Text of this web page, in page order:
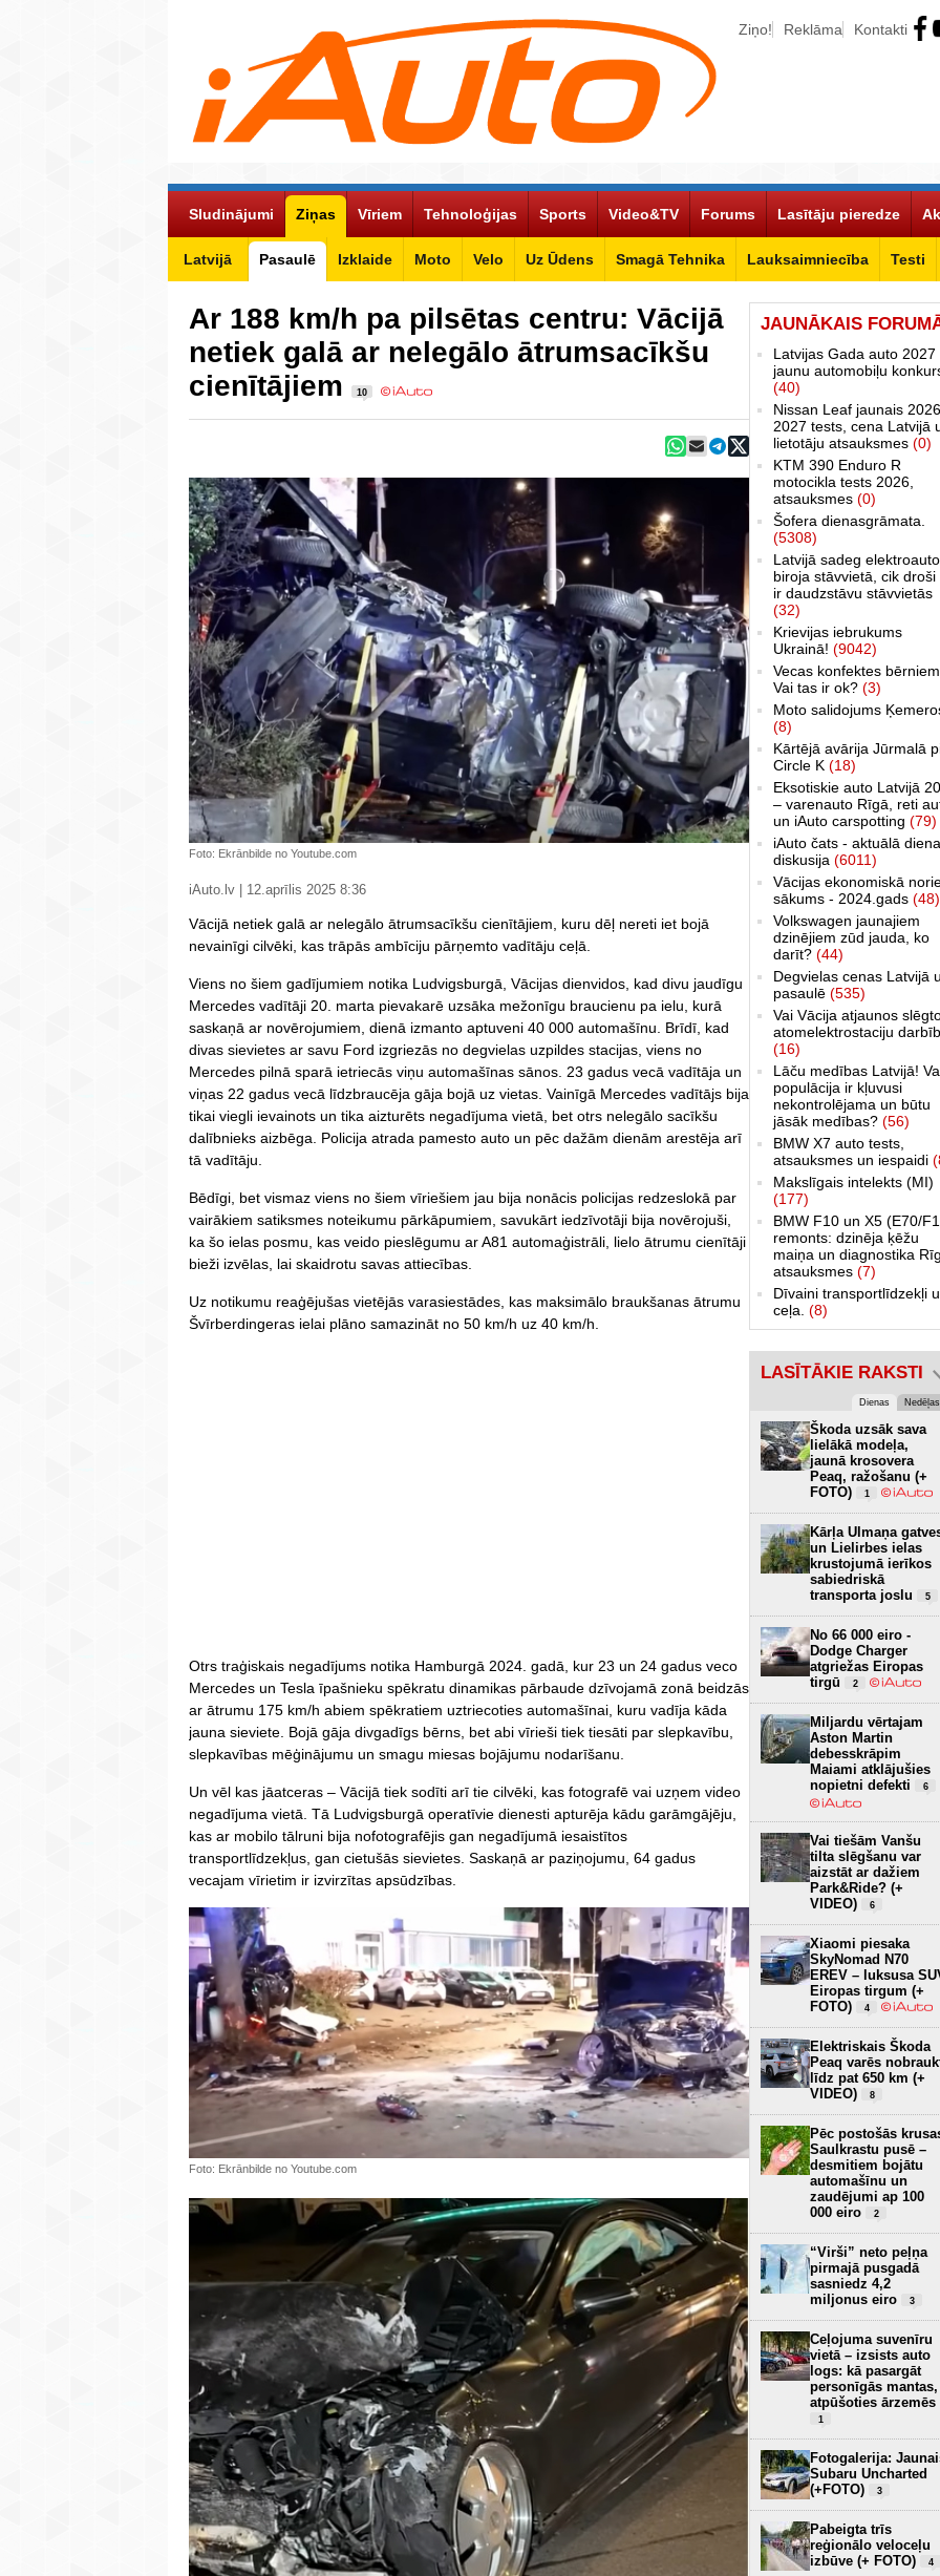
Ziņo! Reklāma Kontakti
Sludinājumi Ziņas
Latvijā Pasaulē Izklaide Moto Velo Uz Ūdens Smagā Tehnika Lauksaimniecība Testi
Vīriem Tehnoloģijas Sports Video&TV Forums Lasītāju pieredze
Ar 188 km/h pa pilsētas centru: Vācijā
netiek galā ar nelegālo ātrumsacīkšu
cienītājiem
10
Foto: Ekrānbilde no Youtube.com
iAuto.lv | 12.aprīlis 2025 8:36
Vācijā netiek galā ar nelegālo ātrumsacīkšu cienītājiem, kuru dēļ nereti iet bojā
nevainīgi cilvēki, kas trāpās ambīciju pārņemto vadītāju ceļā.
Viens no šiem gadījumiem notika Ludvigsburgā, Vācijas dienvidos, kad divu jaudīgu
Mercedes vadītāji 20. marta pievakarē uzsāka mežonīgu braucienu pa ielu, kurā
saskaņā ar novērojumiem, dienā izmanto aptuveni 40 000 automašīnu. Brīdī, kad
divas sievietes ar savu Ford izgriezās no degvielas uzpildes stacijas, viens no
Mercedes pilnā sparā ietriecās viņu automašīnas sānos. 23 gadus vecā vadītāja un
viņas 22 gadus vecā līdzbraucēja gāja bojā uz vietas. Vainīgā Mercedes vadītājs bija
tikai viegli ievainots un tika aizturēts negadījuma vietā, bet otrs nelegālo sacīkšu
dalībnieks aizbēga. Policija atrada pamesto auto un pēc dažām dienām arestēja arī
tā vadītāju.
Bēdīgi, bet vismaz viens no šiem vīriešiem jau bija nonācis policijas redzeslokā par
vairākiem satiksmes noteikumu pārkāpumiem, savukārt iedzīvotāji bija novērojuši,
ka šo ielas posmu, kas veido pieslēgumu ar A81 automaģistrāli, lielo ātrumu cienītāji
bieži izvēlas, lai skaidrotu savas attiecības.
Uz notikumu reaģējušas vietējās varasiestādes, kas maksimālo braukšanas ātrumu
Švīrberdingeras ielai plāno samazināt no 50 km/h uz 40 km/h.
Otrs traģiskais negadījums notika Hamburgā 2024. gadā, kur 23 un 24 gadus veco
Mercedes un Tesla īpašnieku spēkratu dinamikas pārbaude dzīvojamā zonā beidzās
ar ātrumu 175 km/h abiem spēkratiem uztriecoties automašīnai, kuru vadīja kāda
jauna sieviete. Bojā gāja divgadīgs bērns, bet abi vīrieši tiek tiesāti par slepkavību,
slepkavības mēģinājumu un smagu miesas bojājumu nodarīšanu.
Un vēl kas jāatceras – Vācijā tiek sodīti arī tie cilvēki, kas fotografē vai uzņem video
negadījuma vietā. Tā Ludvigsburgā operatīvie dienesti apturēja kādu garāmgājēju,
kas ar mobilo tālruni bija nofotografējis gan negadījumā iesaistītos
transportlīdzekļus, gan cietušās sievietes. Saskaņā ar paziņojumu, 64 gadus
vecajam vīrietim ir izvirzītas apsūdzības.
Foto: Ekrānbilde no Youtube.com
JAUNĀKAIS
Latvijas Gada auto 2027
jaunu automobiļu
(40)
Nissan Leaf jaunais
2027 tests, cena Latvijā
lietotāju atsauksmes (0)
KTM 390 Enduro R
motocikla tests 2026,
atsauksmes (0)
Šofera dienasgrāmata.
(5308)
Latvijā sadeg elektroauto
biroja stāvvietā, cik droši
ir daudzstāvu stāvvietās
(32)
Krievijas iebrukums
Ukrainā! (9042)
Vecas konfektes
Vai tas ir ok? (3)
Moto salidojums
(8)
Kārtējā avārija Jūrmalā
Circle K (18)
Eksotiskie auto Latvijā
– varenauto Rīgā, reti
un iAuto carspotting (79)
iAuto čats - aktuālā
diskusija (6011)
Vācijas ekonomiskā
sākums - 2024.gads (48)
Volkswagen jaunajiem
dzinējiem zūd jauda, ko
darīt? (44)
Degvielas cenas Latvijā
pasaulē (535)
Vai Vācija atjaunos
atomelektrostaciju
(16)
Lāču medības Latvijā!
populācija ir kļuvusi
nekontrolējama un būtu
jāsāk medības? (56)
BMW X7 auto tests,
atsauksmes un iespaidi
Makslīgais intelekts (MI)
(177)
BMW F10 un X5 (E70/
remonts: dzinēja ķēžu
maiņa un diagnostika
atsauksmes (7)
Dīvaini transportlīdzekļi
ceļa. (8)
LASĪTĀKIE RAKSTI
Dienas Nedēļas
Škoda uzsāk sava
lielākā modeļa,
jaunā krosovera
Peaq, ražošanu (+
FOTO)
1
Kārļa Ulmaņa
un Lielirbes ielas
krustojumā ierīkos
sabiedriskā
transporta joslu
5
No 66 000 eiro -
Dodge Charger
atgriežas Eiropas
tirgū
2
Miljardu vērtajam
Aston Martin
debesskrāpim
Maiami atklājušies
nopietni defekti
6
Vai tiešām Vanšu
tilta slēgšanu var
aizstāt ar dažiem
Park&Ride? (+
VIDEO)
6
Xiaomi piesaka
SkyNomad N70
EREV – luksusa
Eiropas tirgum (+
FOTO)
4
Elektriskais Škoda
Peaq varēs
līdz pat 650 km (+
VIDEO)
8
Pēc postošās
Saulkrastu pusē –
desmitiem bojātu
automašīnu un
zaudējumi ap 100
000 eiro
2
“Virši” neto peļņa
pirmajā pusgadā
sasniedz 4,2
miljonus eiro
3
Ceļojuma suvenīru
vietā – izsists auto
logs: kā pasargāt
personīgās mantas,
atpūšoties ārzemēs
1
Fotogalerija:
Subaru Uncharted
(+FOTO)
3
Pabeigta trīs
reģionālo veloceļu
izbūve (+ FOTO)
4